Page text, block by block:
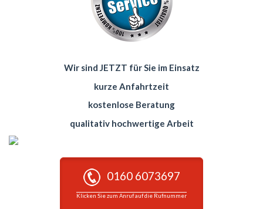
Wir sind JETZT für Sie im Einsatz
kurze Anfahrtzeit
kostenlose Beratung
qualitativ hochwertige Arbeit
0160 6073697
Klicken Sie zum Anruf auf die Rufnummer